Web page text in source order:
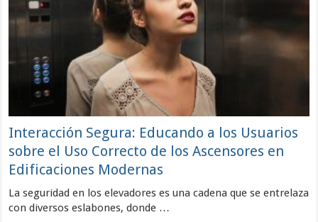
Interacción Segura: Educando a los Usuarios
sobre el Uso Correcto de los Ascensores en
Edificaciones Modernas
La seguridad en los elevadores es una cadena que se entrelaza
con diversos eslabones, donde …